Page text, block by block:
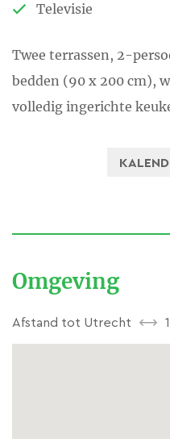
Televisie
Twee terrassen, 2-
bedden (90 x 200 cm),
volledig ingerichte
Omgeving
Afstand tot Utrecht